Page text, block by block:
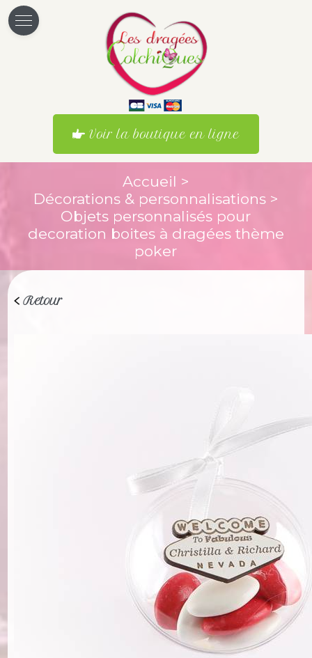
Voir la boutique en ligne
Accueil >
Décorations & personnalisations >
Objets personnalisés pour
decoration boites à dragées thème
poker
Retour